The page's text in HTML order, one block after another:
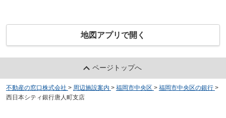
地図アプリで開く
ページトップへ
不動産の窓口株式会社 > 周辺施設案内 > 福岡市中央区 > 福岡市中央区の銀行 >
西日本シティ銀行唐人町支店